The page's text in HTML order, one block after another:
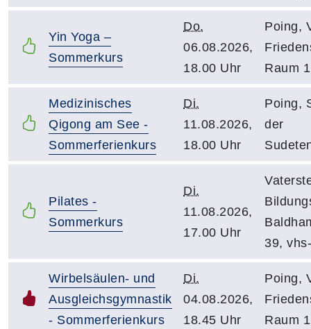
Yin Yoga –
Sommerkurs
Do.
06.08.2026,
18.00 Uhr
Poing,
Raum 1
Medizinisches
Qigong am See -
Sommerferienkurs
Di.
11.08.2026,
18.00 Uhr
Poing,
der
Pilates -
Sommerkurs
Di.
11.08.2026,
17.00 Uhr
39,
Wirbelsäulen- und
Ausgleichsgymnastik
- Sommerferienkurs
Di.
04.08.2026,
18.45 Uhr
Poing,
Raum 1